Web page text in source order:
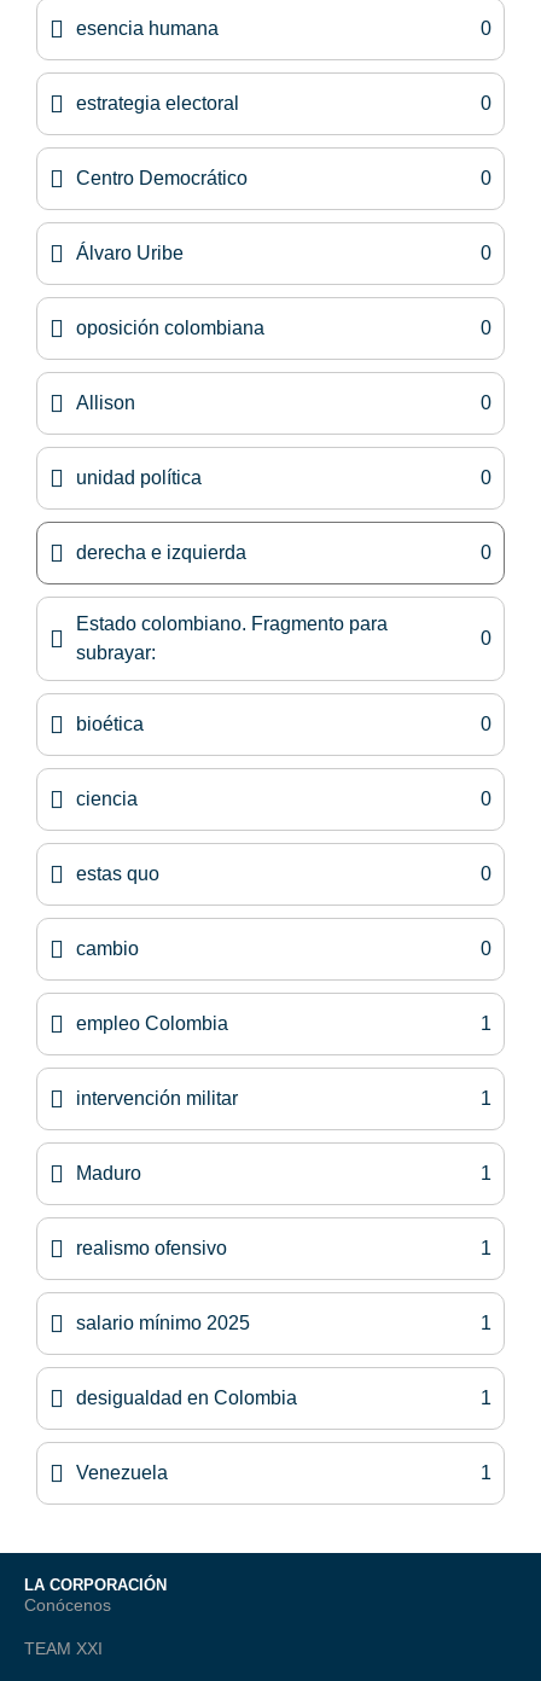
esencia humana 0
estrategia electoral 0
Centro Democrático 0
Álvaro Uribe 0
oposición colombiana 0
Allison 0
unidad política 0
derecha e izquierda 0
Estado colombiano. Fragmento para
subrayar:
0
bioética 0
ciencia 0
estas quo 0
cambio 0
empleo Colombia 1
intervención militar 1
Maduro 1
realismo ofensivo 1
salario mínimo 2025 1
desigualdad en Colombia 1
Venezuela 1
LA CORPORACIÓN
Conócenos
TEAM XXI